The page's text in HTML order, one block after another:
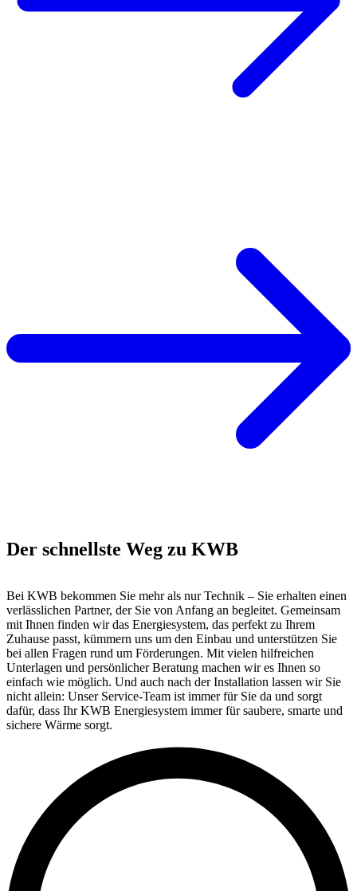
Der schnellste Weg zu KWB
Bei KWB bekommen Sie mehr als nur Technik – Sie erhalten einen
verlässlichen Partner, der Sie von Anfang an begleitet. Gemeinsam
mit Ihnen finden wir das Energiesystem, das perfekt zu Ihrem
Zuhause passt, kümmern uns um den Einbau und unterstützen Sie
bei allen Fragen rund um Förderungen. Mit vielen hilfreichen
Unterlagen und persönlicher Beratung machen wir es Ihnen so
einfach wie möglich. Und auch nach der Installation lassen wir Sie
nicht allein: Unser Service-Team ist immer für Sie da und sorgt
dafür, dass Ihr KWB Energiesystem immer für saubere, smarte und
sichere Wärme sorgt.